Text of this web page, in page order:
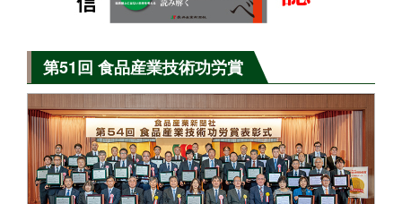
第51回 食品産業技術功労賞